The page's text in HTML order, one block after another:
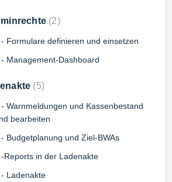
2
Formulare definieren und einsetzen
Management-Dashboard
5
Warnmeldungen und Kassenbestand
bearbeiten
Budgetplanung und Ziel-BWAs
Reports in der Ladenakte
Ladenakte